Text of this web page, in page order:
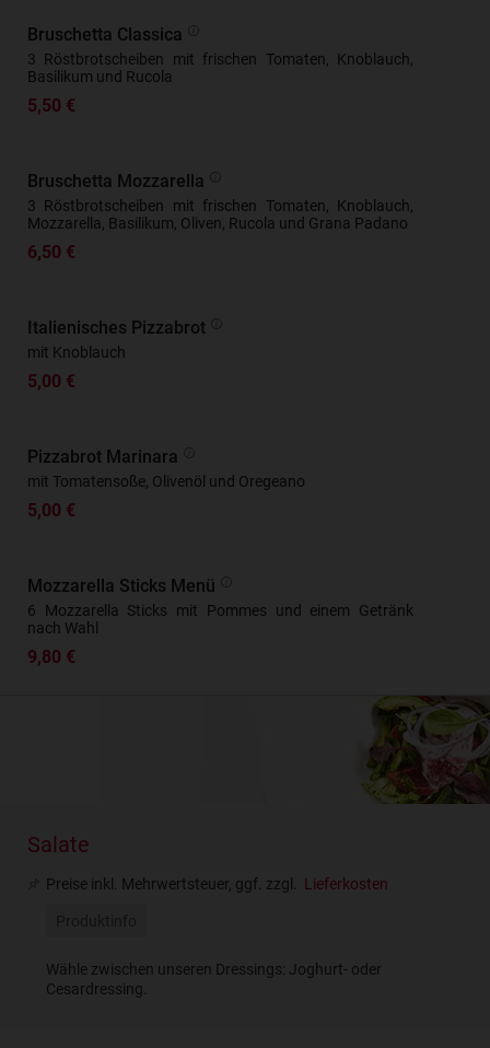
Bruschetta Classica
3 Röstbrotscheiben mit frischen Tomaten, Knoblauch,
Basilikum und Rucola
5,50 €
Bruschetta Mozzarella
3 Röstbrotscheiben mit frischen Tomaten, Knoblauch,
Mozzarella, Basilikum, Oliven, Rucola und Grana Padano
6,50 €
Italienisches Pizzabrot
mit Knoblauch
5,00 €
Pizzabrot Marinara
mit Tomatensoße, Olivenöl und Oregeano
5,00 €
Mozzarella Sticks Menü
6 Mozzarella Sticks mit Pommes und einem Getränk
nach Wahl
9,80 €
Salate
Preise inkl. Mehrwertsteuer, ggf. zzgl. Lieferkosten
Wähle zwischen unseren Dressings: Joghurt- oder
Cesardressing.